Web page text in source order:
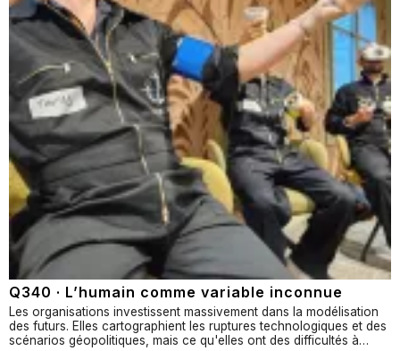
Q340 · L’humain comme variable inconnue
Les organisations investissent massivement dans la modélisation
des futurs. Elles cartographient les ruptures technologiques et des
scénarios géopolitiques, mais ce qu'elles ont des difficultés à…